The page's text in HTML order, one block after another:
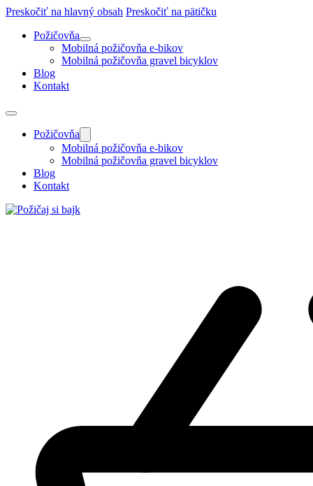
Preskočiť na hlavný obsah Preskočiť na pätičku
Požičovňa
Mobilná požičovňa e-bikov
Mobilná požičovňa gravel bicyklov
Blog
Kontakt
Požičovňa
Mobilná požičovňa e-bikov
Mobilná požičovňa gravel bicyklov
Blog
Kontakt